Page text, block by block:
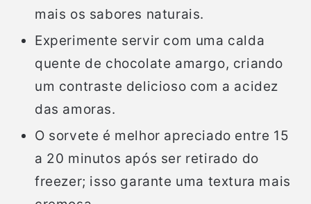
mais os sabores naturais.
Experimente servir com uma calda
quente de chocolate amargo, criando
um contraste delicioso com a acidez
das amoras.
O sorvete é melhor apreciado entre 15
a 20 minutos após ser retirado do
freezer; isso garante uma textura mais